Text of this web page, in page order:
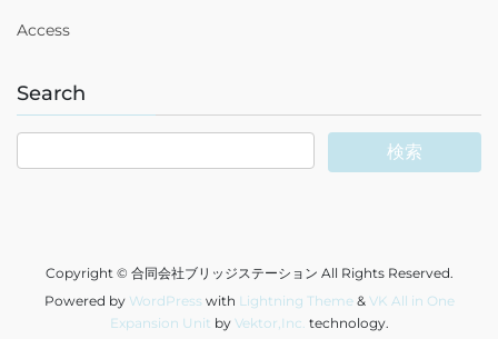
Access
Search
Copyright © 合同会社ブリッジステーション All Rights Reserved.
Powered by WordPress with Lightning Theme& VK All in One
Expansion Unit by Vektor,Inc. technology.